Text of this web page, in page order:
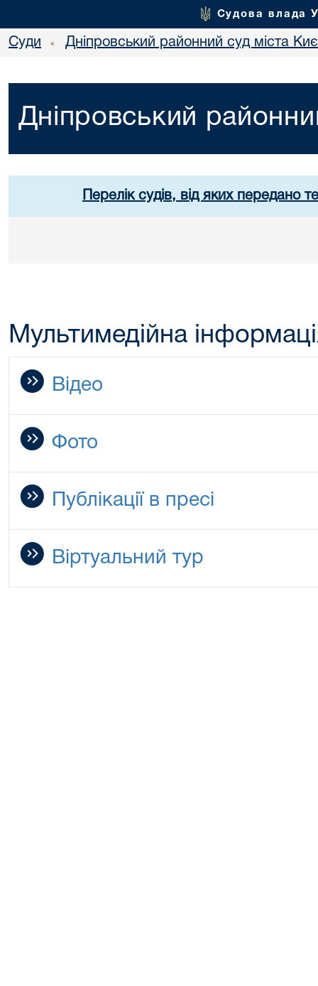
Судова влада
Суди • Дніпровський районний суд міста
Дніпровський
Перелік судів, від яких передано
Мультимедійна
Відео
Фото
Публікації в пресі
Віртуальний тур